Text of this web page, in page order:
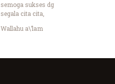
semoga sukses dg
segala cita cita,
Wallahu a\’lam